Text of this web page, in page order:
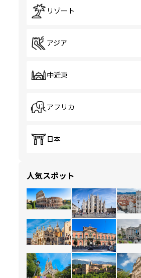
リゾート
アジア
中近東
アフリカ
日本
人気スポット